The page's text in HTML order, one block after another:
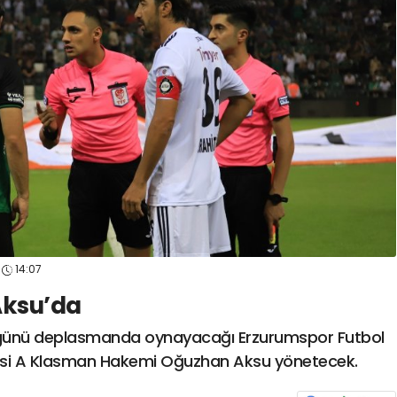
spor41
#
spor41
# kocaelispor
14:07
deplasmanda oynayacağı Erzurumspor Futbol
A Klasman Hakemi Oğuzhan Aksu yönetecek.